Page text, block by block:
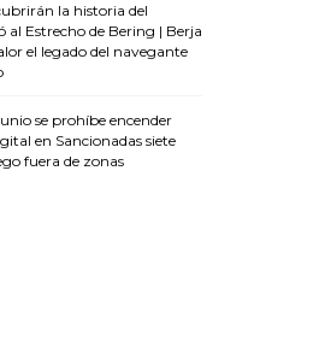
la historia del
Estrecho de Bering | Berja
el legado del navegante
se prohíbe encender
en Sancionadas siete
fuera de zonas